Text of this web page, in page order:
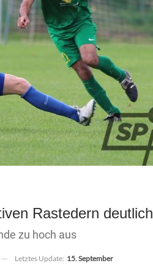
Rastedern deutlich
zu hoch aus
Letztes Update: 15. September